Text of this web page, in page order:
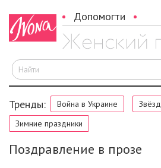
Допомогти
Тренды: Война в Украине
Зимние праздники
Поздравление в прозе